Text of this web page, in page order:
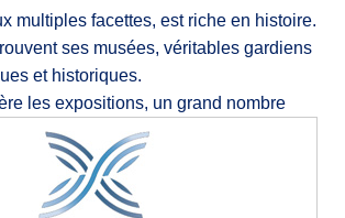
multiples facettes, est riche en histoire.
ses musées, véritables gardiens
et historiques.
les expositions, un grand nombre